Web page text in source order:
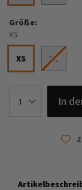
Größe
XS
XS XL
In